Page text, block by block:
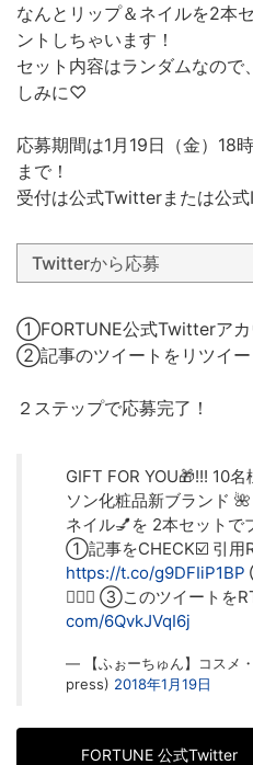
なんとリップ＆ネイルを2本
ントしちゃいます！
セット内容はランダムなの
しみに♡
応募期間は1月19日（金）18
まで！
受付は公式Twitterまたは公式
Twitterから応募
①FORTUNE公式Twitterアカ
②記事のツイートをリツイー
２ステップで応募完了！
GIFT FOR YOU🎁!!! 10名
ソン化粧品新ブランド
ネイル💅を 2本セットで
①記事をCHECK☑️ 引用
https://t.co/g9DFIiP1BP
👩‍❤️‍👩 ③このツイートを
com/6QvkJVqI6j
— 【ふぉーちゅん】コスメ
press) 2018年1月19日
FORTUNE 公式Twitter